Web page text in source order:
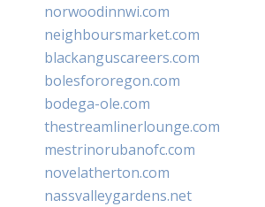
norwoodinnwi.com
neighboursmarket.com
blackanguscareers.com
bolesfororegon.com
bodega-ole.com
thestreamlinerlounge.com
mestrinorubanofc.com
novelatherton.com
nassvalleygardens.net